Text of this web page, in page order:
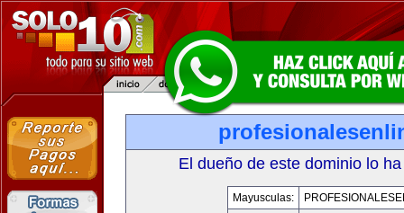
El dueño de este dominio lo
Mayusculas: